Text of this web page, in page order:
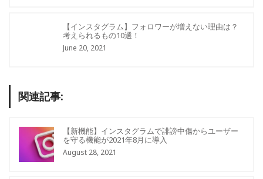
【インスタグラム】フォロワーが増えない理由は？
考えられるもの10選！
June 20, 2021
関連記事:
【新機能】インスタグラムで誹謗中傷からユーザー
を守る機能が2021年8月に導入
August 28, 2021